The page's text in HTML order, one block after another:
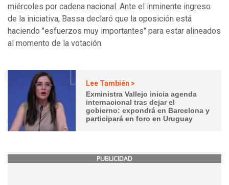
miércoles por cadena nacional. Ante el inminente ingreso
de la iniciativa, Bassa declaró que la oposición está
haciendo "esfuerzos muy importantes" para estar alineados
al momento de la votación.
Lee También >
Exministra Vallejo inicia agenda
internacional tras dejar el
gobierno: expondrá en Barcelona y
participará en foro en Uruguay
PUBLICIDAD